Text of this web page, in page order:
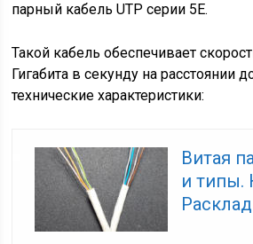
парный кабель UTP серии 5E.
Такой кабель обеспечивает
Гигабита в секунду на расстоянии
технические характеристики:
Витая
и типы.